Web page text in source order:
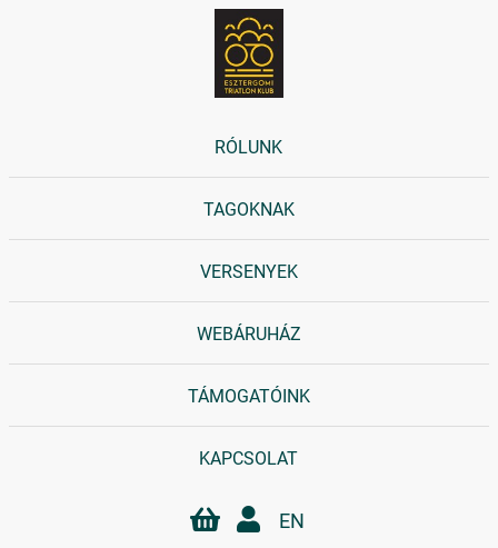
RÓLUNK
TAGOKNAK
VERSENYEK
WEBÁRUHÁZ
TÁMOGATÓINK
KAPCSOLAT
EN